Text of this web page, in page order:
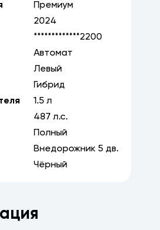
Премиум
2024
*************2200
Автомат
Левый
Гибрид
1.5 л
487 л.с.
Полный
Внедорожник 5 дв.
Чёрный